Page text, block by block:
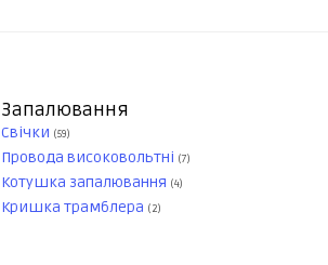
Запалювання
Свічки (59)
Провода високовольтні (7)
Котушка запалювання (4)
Кришка трамблера (2)